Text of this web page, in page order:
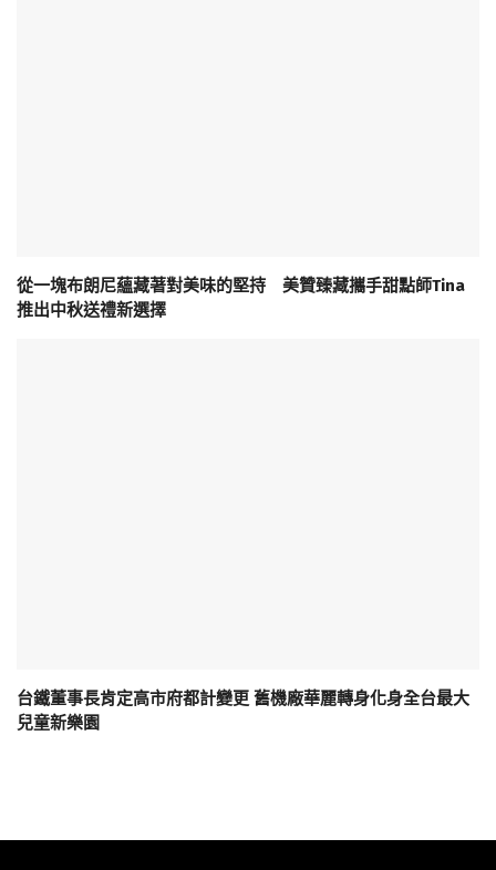
從一塊布朗尼蘊藏著對美味的堅持 美贊臻藏攜手甜點師Tina
推出中秋送禮新選擇
台鐵董事長肯定高市府都計變更 舊機廠華麗轉身化身全台最大
兒童新樂園